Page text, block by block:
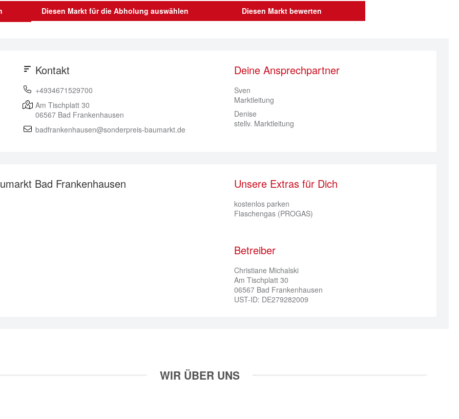
Diesen Markt für die Abholung auswählen Diesen Markt bewerten
Kontakt
+4934671529700
Am Tischplatt 30
06567 Bad Frankenhausen
badfrankenhausen@sonderpreis-baumarkt.de
Deine Ansprechpartner
Sven
Marktleitung
Denise
stellv. Marktleitung
Bad Frankenhausen Unsere Extras für Dich
kostenlos parken
Flaschengas (PROGAS)
Betreiber
Christiane Michalski
Am Tischplatt 30
06567 Bad Frankenhausen
UST-ID: DE279282009
WIR ÜBER UNS